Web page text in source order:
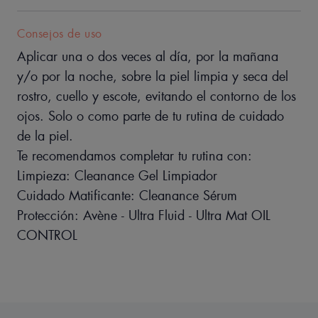
Beneficios
• ANTI-IMPERFECCIONES: Ayuda a reducir los brotes.
• ANTI-MARCAS: ayuda a reducir las marcas residuales
causadas por el acné.
• TEXTURA DE LA PIEL REFINADA: Ayuda a cerrar los poros y
mejorar la textura de la piel.
TEXTURA
Consejos de uso
Aplicar una o dos veces al día, por la mañana
y/o por la noche, sobre la piel limpia y seca del
rostro, cuello y escote, evitando el contorno de los
ojos. Solo o como parte de tu rutina de cuidado
de la piel.
Te recomendamos completar tu rutina con:
Limpieza: Cleanance Gel Limpiador
Cuidado Matificante: Cleanance Sérum
Protección: Avène - Ultra Fluid - Ultra Mat OIL
CONTROL